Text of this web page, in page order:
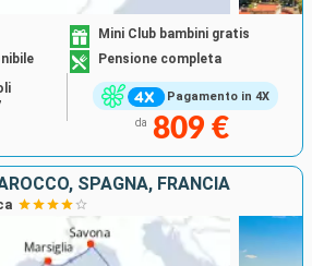
Pagamento in 4X
Mini Club bambini gratis
Pensione completa
da 809 €
SPAGNA, FRANCIA